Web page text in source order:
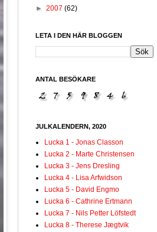
► 2007 (62)
LETA I DEN HÄR BLOGGEN
ANTAL BESÖKARE
JULKALENDERN, 2020
Lucka 1 - Jonas Classon
Lucka 2 - Marte Christensen
Lucka 3 - Jens Dresling
Lucka 4 - Lisa Arfwidson
Lucka 5 - David Engmo
Lucka 6 - Cathrine Ertmann
Lucka 7 - Nils Petter Löfstedt
Lucka 8 - Therese Jægtvik